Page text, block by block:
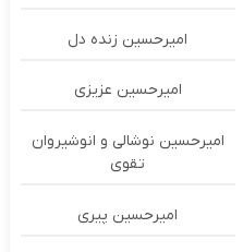
امیرحسین زنده دل
امیرحسین عزیزی
امیرحسین نوشالی و انوشیروان
تقوی
امیرحسین پیری